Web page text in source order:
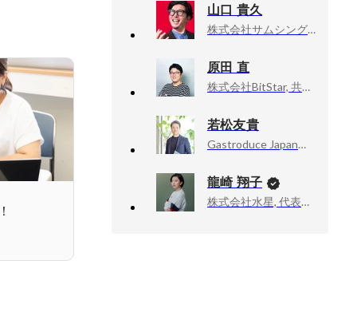
山口 貴久
株式会社サムシングファン, 取締役 CHRO
原田 直
株式会社BitStar, 共同創業者 事業開発責任者
若松友貴
Gastroduce Japan株式会社, 代表取締役社長
龍崎 翔子
株式会社水星, 代表取締役